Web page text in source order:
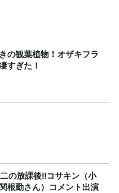
の観葉植物！オザキフラ
すぎた！
の放課後‼コサキン（小
根勤さん）コメント出演